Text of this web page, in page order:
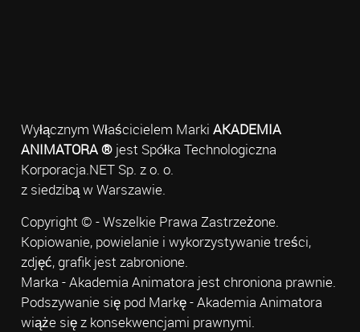
Wyłącznym Właścicielem Marki AKADEMIA
ANIMATORA ®jest Spółka Technologiczna
Korporacja.NET Sp. z o. o.
z siedzibą w Warszawie.
Copyright © - Wszelkie Prawa Zastrzeżone.
Kopiowanie, powielanie i wykorzystywanie treści,
zdjęć, grafik jest zabronione.
Marka - Akademia Animatora jest chroniona prawnie.
Podszywanie się pod Markę - Akademia Animatora
wiąże się z konsekwencjami prawnymi.